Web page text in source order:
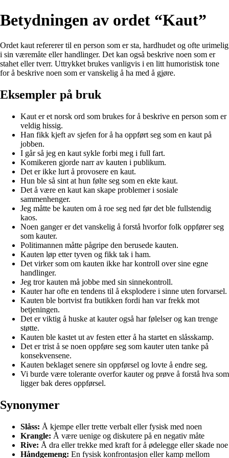
Betydningen av ordet “Kaut”
Ordet kaut refererer til en person som er sta, hardhudet og ofte urimelig
i sin væremåte eller handlinger. Det kan også beskrive noen som er
stahet eller tverr. Uttrykket brukes vanligvis i en litt humoristisk tone
for å beskrive noen som er vanskelig å ha med å gjøre.
Eksempler på bruk
Kaut er et norsk ord som brukes for å beskrive en person som er
veldig hissig.
Han fikk kjeft av sjefen for å ha oppført seg som en kaut på
jobben.
I går så jeg en kaut sykle forbi meg i full fart.
Komikeren gjorde narr av kauten i publikum.
Det er ikke lurt å provosere en kaut.
Hun ble så sint at hun følte seg som en ekte kaut.
Det å være en kaut kan skape problemer i sosiale
sammenhenger.
Jeg måtte be kauten om å roe seg ned før det ble fullstendig
kaos.
Noen ganger er det vanskelig å forstå hvorfor folk oppfører seg
som kauter.
Politimannen måtte pågripe den berusede kauten.
Kauten løp etter tyven og fikk tak i ham.
Det virker som om kauten ikke har kontroll over sine egne
handlinger.
Jeg tror kauten må jobbe med sin sinnekontroll.
Kauter har ofte en tendens til å eksplodere i sinne uten forvarsel.
Kauten ble bortvist fra butikken fordi han var frekk mot
betjeningen.
Det er viktig å huske at kauter også har følelser og kan trenge
støtte.
Kauten ble kastet ut av festen etter å ha startet en slåsskamp.
Det er trist å se noen oppføre seg som kauter uten tanke på
konsekvensene.
Kauten beklaget senere sin oppførsel og lovte å endre seg.
Vi burde være tolerante overfor kauter og prøve å forstå hva som
ligger bak deres oppførsel.
Synonymer
Slåss: Å kjempe eller trette verbalt eller fysisk med noen
Krangle: Å være uenige og diskutere på en negativ måte
Rive: Å dra eller trekke med kraft for å ødelegge eller skade noe
Håndgemeng: En fysisk konfrontasjon eller kamp mellom